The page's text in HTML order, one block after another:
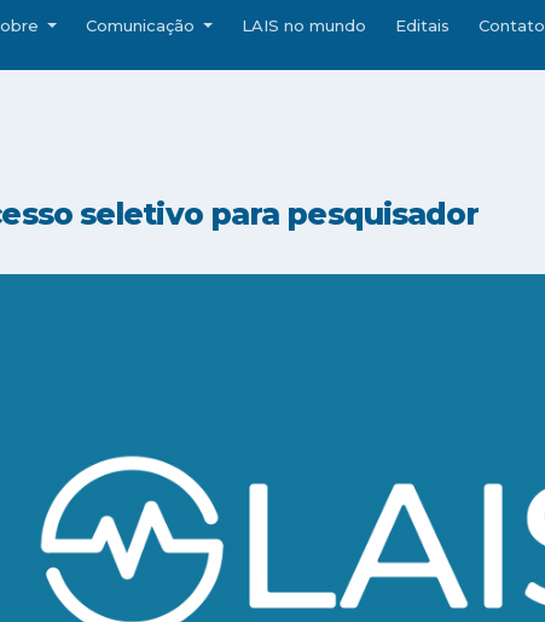
Comunicação LAIS no mundo Editais Contato
seletivo para pesquisador